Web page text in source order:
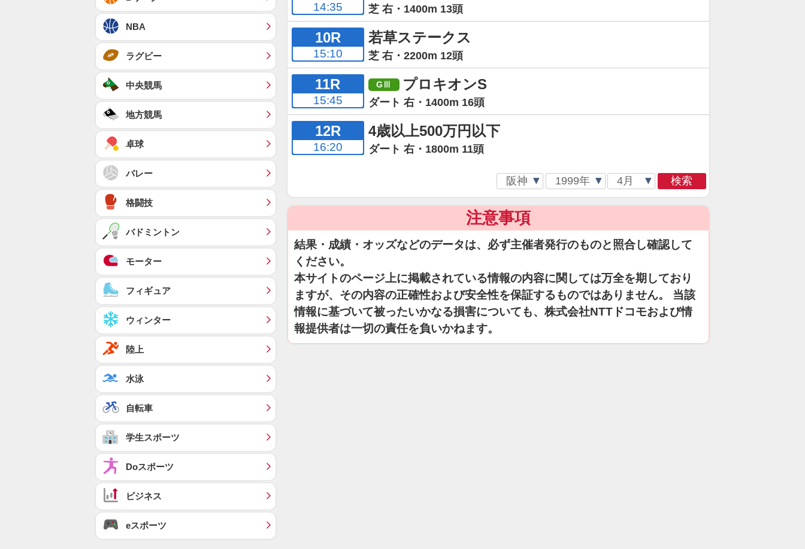
14:35 芝 右・1400m 13頭
10R
15:10
若草ステークス
芝 右・2200m 12頭
11R
15:45
プロキオンS
ダート 右・1400m 16頭
12R
16:20
4歳以上500万円以下
ダート 右・1800m 11頭
検索
注意事項
結果・成績・オッズなどのデータは、必ず主催者発行のものと照合し確認して
ください。
本サイトのページ上に掲載されている情報の内容に関しては万全を期しており
ますが、その内容の正確性および安全性を保証するものではありません。 当該
情報に基づいて被ったいかなる損害についても、株式会社NTTドコモおよび情
報提供者は一切の責任を負いかねます。
NBA
ラグビー
中央競馬
地方競馬
卓球
バレー
格闘技
バドミントン
モーター
フィギュア
ウィンター
陸上
水泳
自転車
学生スポーツ
Doスポーツ
ビジネス
eスポーツ